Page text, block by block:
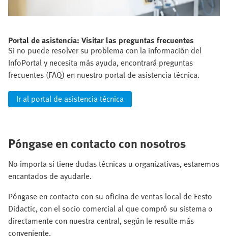
Portal de asistencia: Visitar las preguntas frecuentes
Si no puede resolver su problema con la información del
InfoPortal y necesita más ayuda, encontrará preguntas
frecuentes (FAQ) en nuestro portal de asistencia técnica.
Ir al portal de asistencia técnica
Póngase en contacto con nosotros
No importa si tiene dudas técnicas u organizativas, estaremos
encantados de ayudarle.
Póngase en contacto con su oficina de ventas local de Festo
Didactic, con el socio comercial al que compró su sistema o
directamente con nuestra central, según le resulte más
conveniente.